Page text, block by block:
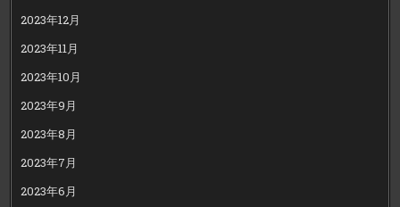
2023年12月
2023年11月
2023年10月
2023年9月
2023年8月
2023年7月
2023年6月